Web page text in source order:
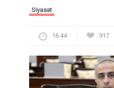
Siyasət
16:44 917